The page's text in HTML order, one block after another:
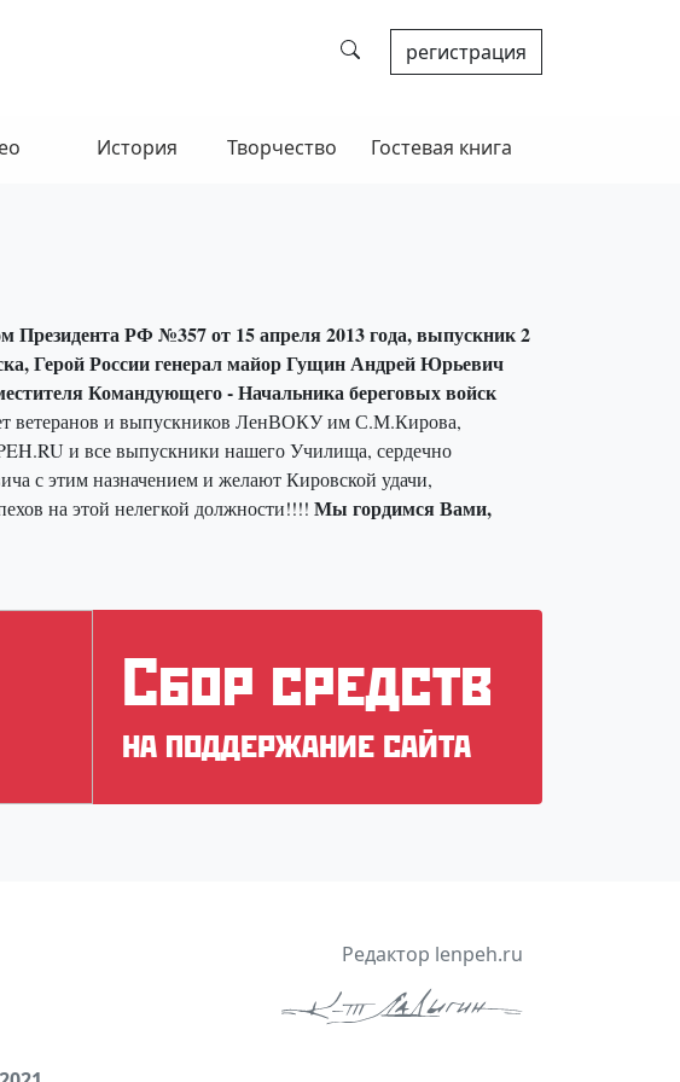
регистрация
История Творчество Гостевая книга
Президента РФ №357 от 15 апреля 2013 года, выпускник 2
Герой России генерал майор Гущин Андрей Юрьевич
Командующего - Начальника береговых войск
ветеранов и выпускников ЛенВОКУ им С.М.Кирова,
и все выпускники нашего Училища, сердечно
с этим назначением и желают Кировской удачи,
на этой нелегкой должности!!!! Мы гордимся Вами,
Cбор средств
на поддержание сайта
Редактор lenpeh.ru